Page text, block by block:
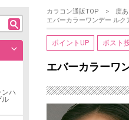
ンハ
ル
カラコン通販TOP 度あ
エバーカラーワンデー ルク
ポイントUP ポスト
エバーカラーワ